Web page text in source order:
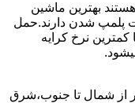
بهترین ماشین
پلمپ شدن دارند.حمل
کمترین نرخ کرایه
شمال تا جنوب،شرق